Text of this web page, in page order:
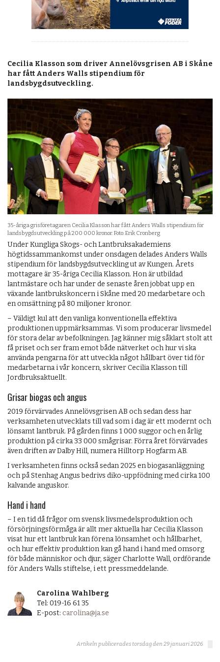
Cecilia Klasson som driver Annelövsgrisen AB i Skåne
har fått Anders Walls stipendium för
landsbygdsutveckling.
35-åriga grisföretagaren Cecilia Klasson har fått Anders Walls stipendium för
landsbygdsutveckling på 200 000 kronor. Foto: Erik Cronberg
Under Kungliga Skogs- och Lantbruksakademiens
högtidssammankomst under onsdagen delades Anders Walls
stipendium för landsbygdsutveckling ut av Kungen. Årets
mottagare är 35-åriga Cecilia Klasson. Hon är utbildad
lantmästare och har under de senaste åren jobbat upp en
växande lantbrukskoncern i Skåne med 20 medarbetare och
en omsättning på 80 miljoner kronor.
– Väldigt kul att den vanliga konventionella effektiva
produktionen uppmärksammas. Vi som producerar livsmedel
för stora delar av befolkningen. Jag känner mig såklart stolt att
få priset och ser fram emot både nätverket och hur vi ska
använda pengarna för att utveckla något hållbart över tid för
medarbetarna i vår koncern, skriver Cecilia Klasson till
Jordbruksaktuellt.
Grisar biogas och angus
2019 förvärvades Annelövsgrisen AB och sedan dess har
verksamheten utvecklats till vad som i dag är ett modernt och
lönsamt lantbruk. På gården finns 1 000 suggor och en årlig
produktion på cirka 33 000 smågrisar. Förra året förvärvades
även driften av Dalby Hill, numera Hilltorp Hogfarm AB.
I verksamheten finns också sedan 2025 en biogasanläggning
och på Stenhag Angus bedrivs diko-uppfödning med cirka 100
kalvande anguskor.
Hand i hand
– I en tid då frågor om svensk livsmedelsproduktion och
försörjningsförmåga är allt mer aktuella har Cecilia Klasson
visat hur ett lantbruk kan förena lönsamhet och hållbarhet,
och hur effektiv produktion kan gå hand i hand med omsorg
för både människor och djur, säger Charlotte Wall, ordförande
för Anders Walls stiftelse, i ett pressmeddelande.
Carolina Wahlberg
Tel: 019-16 61 35
E-post: carolina@ja.se
Artikeln publicerades torsdag den 29 januari 2026